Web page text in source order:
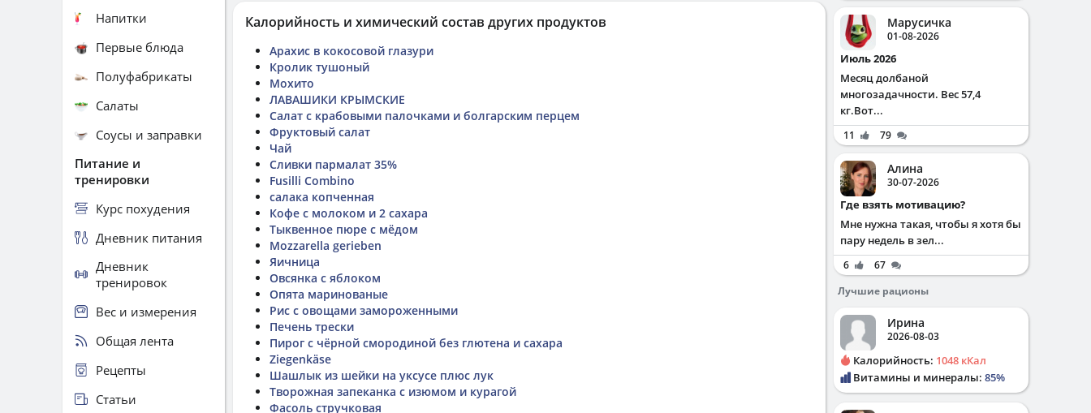
Калорийность и химический состав других продуктов
Арахис в кокосовой глазури
Кролик тушоный
Мохито
ЛАВАШИКИ КРЫМСКИЕ
Салат с крабовыми палочками и болгарским перцем
Фруктовый салат
Чай
Сливки пармалат 35%
Fusilli Combino
салака копченная
Кофе с молоком и 2 сахара
Тыквенное пюре с мёдом
Mozzarella gerieben
Яичница
Овсянка с яблоком
Опята маринованые
Рис с овощами замороженными
Печень трески
Пирог с чёрной смородиной без глютена и сахара
Ziegenkäse
Шашлык из шейки на уксусе плюс лук
Творожная запеканка с изюмом и курагой
Фасоль стручковая
Напитки
Первые блюда
Полуфабрикаты
Салаты
Соусы и заправки
Питание и
тренировки
Курс похудения
Дневник питания
Дневник
тренировок
Вес и измерения
Общая лента
Рецепты
Статьи
Марусичка
01-08-2026
Июль 2026
Месяц долбаной
многозадачности. Вес 57,4
кг.Вот...
11 79
Алина
30-07-2026
Где взять мотивацию?
Мне нужна такая, чтобы я хотя бы
пару недель в зел...
6
67
Лучшие рационы
Ирина
2026-08-03
Калорийность: 1048 кКал
Витамины и минералы: 85%